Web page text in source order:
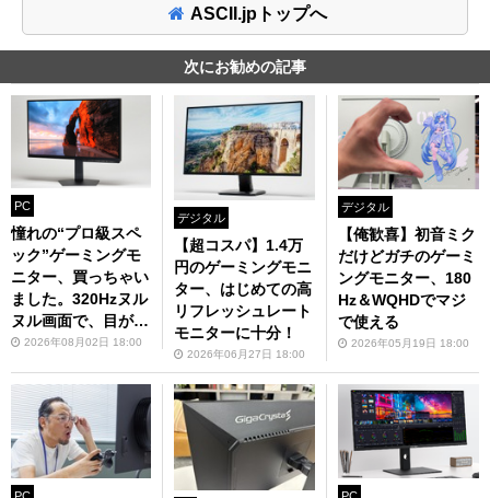
ASCII.jpトップへ
次にお勧めの記事
PC
憧れの“プロ級スペ
ック”ゲーミングモ
ニター、買っちゃい
ました。320Hzヌル
ヌル画面で、目が喜
んじゃうよ〜
2026年08月02日 18:00
デジタル
【超コスパ】1.4万
円のゲーミングモニ
ター、はじめての高
リフレッシュレート
モニターに十分！
2026年06月27日 18:00
デジタル
【俺歓喜】初音ミク
だけどガチのゲーミ
ングモニター、180
Hz＆WQHDでマジ
で使える
2026年05月19日 18:00